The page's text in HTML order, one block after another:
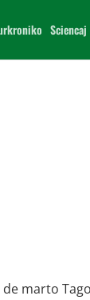
marto